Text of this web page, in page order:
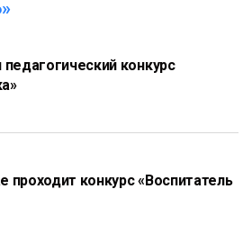
конкурс
проходит конкурс «Воспитатель